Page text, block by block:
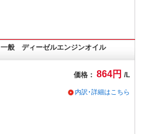
一般 ディーゼルエンジンオイル
価格： 864円 /L
内訳･詳細はこちら